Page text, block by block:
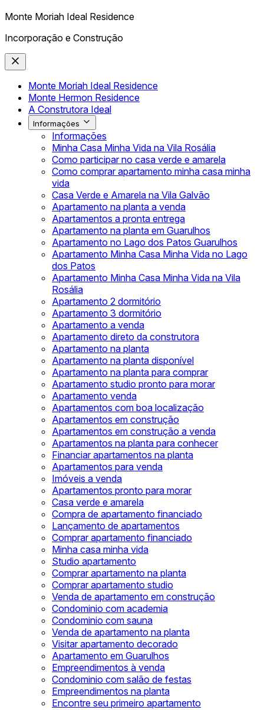
Monte Moriah Ideal Residence
Incorporação e Construção
Monte Moriah Ideal Residence
Monte Hermon Residence
A Construtora Ideal
Informações
Informações
Minha Casa Minha Vida na Vila Rosália
Como participar no casa verde e amarela
Como comprar apartamento minha casa minha
vida
Casa Verde e Amarela na Vila Galvão
Apartamento na planta a venda
Apartamentos a pronta entrega
Apartamento na planta em Guarulhos
Apartamento no Lago dos Patos Guarulhos
Apartamento Minha Casa Minha Vida no Lago
dos Patos
Apartamento Minha Casa Minha Vida na Vila
Rosália
Apartamento 2 dormitório
Apartamento 3 dormitório
Apartamento a venda
Apartamento direto da construtora
Apartamento na planta
Apartamento na planta disponível
Apartamento na planta para comprar
Apartamento studio pronto para morar
Apartamento venda
Apartamentos com boa localização
Apartamentos em construção
Apartamentos em construção a venda
Apartamentos na planta para conhecer
Financiar apartamentos na planta
Apartamentos para venda
Imóveis a venda
Apartamentos pronto para morar
Casa verde e amarela
Compra de apartamento financiado
Lançamento de apartamentos
Comprar apartamento financiado
Minha casa minha vida
Studio apartamento
Comprar apartamento na planta
Comprar apartamento studio
Venda de apartamento em construção
Condominio com academia
Condominio com sauna
Venda de apartamento na planta
Visitar apartamento decorado
Apartamento em Guarulhos
Empreendimentos à venda
Condominio com salão de festas
Empreendimentos na planta
Encontre seu primeiro apartamento